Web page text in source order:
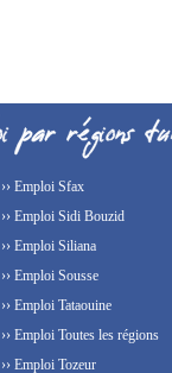
›› Emploi Sfax
›› Emploi Sidi Bouzid
›› Emploi Siliana
›› Emploi Sousse
›› Emploi Tataouine
›› Emploi Toutes les régions
›› Emploi Tozeur